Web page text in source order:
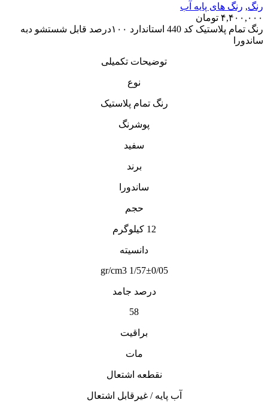
رنگ, رنگ‌ های پایه آب
۴,۴۰۰,۰۰۰ تومان
رنگ تمام پلاستیک کد 440 استاندارد ۱۰۰درصد قابل شستشو دبه
ساندورا
توضیحات تکمیلی
نوع
رنگ تمام پلاستیک
پوشرنگ
سفید
برند
ساندورا
حجم
12 کیلوگرم
دانسیته
1/57±0/05 gr/cm3
درصد جامد
58
براقیت
مات
نقطعه اشتعال
آب پایه / غیرقابل اشتعال